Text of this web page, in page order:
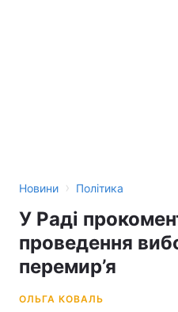
Новини › Політика
У Раді
проведення
перемир’я
ОЛЬГА КОВАЛЬ